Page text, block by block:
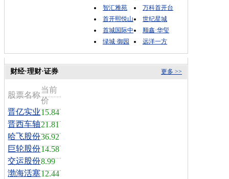
智汇雅苑
万科首开台
首开熙悦山
世纪星城
首城国际中
顺鑫·华玺
绿城·御园
远洋一方
更多 >>
财经·理财·证券
股票名称
当前
价
晋亿实业15.84
晋西车轴21.81
哈飞股份36.92
巨轮股份14.58
交运股份8.99
渤海活塞12.44